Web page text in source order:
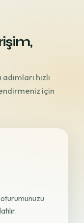
hızlı
için